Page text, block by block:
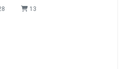
13